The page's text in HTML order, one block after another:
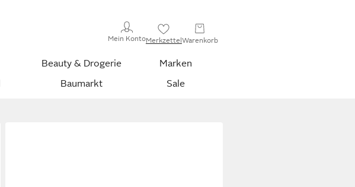
Mein KontoMerkzettelWarenkorb
Beauty & Drogerie
Marken
Baumarkt Sale